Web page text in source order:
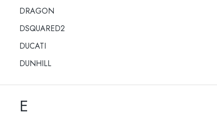
DRAGON
DSQUARED2
DUCATI
DUNHILL
E